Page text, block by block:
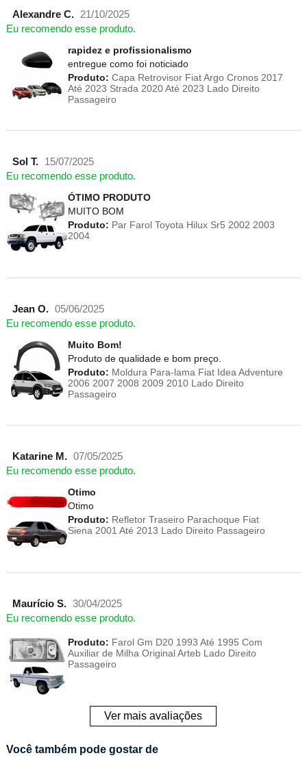
Alexandre C.
21/10/2025
Eu recomendo esse produto.
rapidez e profissionalismo
entregue como foi noticiado
Produto: Capa Retrovisor Fiat Argo Cronos 2017
Até 2023 Strada 2020 Até 2023 Lado Direito
Passageiro
Sol T.
15/07/2025
Eu recomendo esse produto.
ÓTIMO PRODUTO
MUITO BOM
Produto: Par Farol Toyota Hilux Sr5 2002 2003
2004
Jean O. 05/06/2025
Eu recomendo esse produto.
Muito Bom!
Produto de qualidade e bom preço.
Produto: Moldura Para-lama Fiat Idea Adventure
2006 2007 2008 2009 2010 Lado Direito
Passageiro
Katarine M. 07/05/2025
Eu recomendo esse produto.
Otimo
Otimo
Produto: Refletor Traseiro Parachoque Fiat
Siena 2001 Até 2013 Lado Direito Passageiro
Maurício S. 30/04/2025
Eu recomendo esse produto.
Produto: Farol Gm D20 1993 Até 1995 Com
Auxiliar de Milha Original Arteb Lado Direito
Passageiro
Ver mais avaliações
Você também pode gostar de